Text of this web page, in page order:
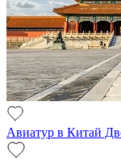
Авиатур в Китай